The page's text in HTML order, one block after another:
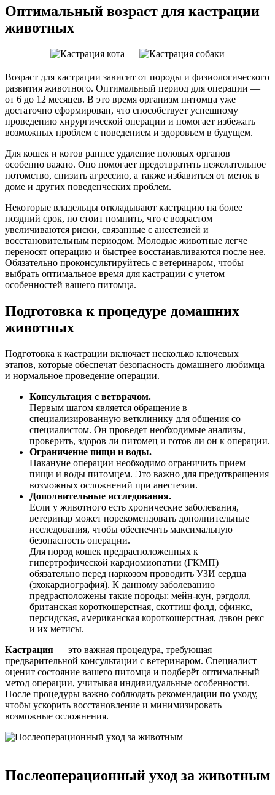
Оптимальный возраст для кастрации
животных
Возраст для кастрации зависит от породы и физиологического
развития животного. Оптимальный период для операции —
от 6 до 12 месяцев. В это время организм питомца уже
достаточно сформирован, что способствует успешному
проведению хирургической операции и помогает избежать
возможных проблем с поведением и здоровьем в будущем.
Для кошек и котов раннее удаление половых органов
особенно важно. Оно помогает предотвратить нежелательное
потомство, снизить агрессию, а также избавиться от меток в
доме и других поведенческих проблем.
Некоторые владельцы откладывают кастрацию на более
поздний срок, но стоит помнить, что с возрастом
увеличиваются риски, связанные с анестезией и
восстановительным периодом. Молодые животные легче
переносят операцию и быстрее восстанавливаются после нее.
Обязательно проконсультируйтесь с ветеринаром, чтобы
выбрать оптимальное время для кастрации с учетом
особенностей вашего питомца.
Подготовка к процедуре домашних
животных
Подготовка к кастрации включает несколько ключевых
этапов, которые обеспечат безопасность домашнего любимца
и нормальное проведение операции.
Консультация с ветврачом.
Первым шагом является обращение в
специализированную ветклинику для общения со
специалистом. Он проведет необходимые анализы,
проверить, здоров ли питомец и готов ли он к операции.
Ограничение пищи и воды.
Накануне операции необходимо ограничить прием
пищи и воды питомцем. Это важно для предотвращения
возможных осложнений при анестезии.
Дополнительные исследования.
Если у животного есть хронические заболевания,
ветеринар может порекомендовать дополнительные
исследования, чтобы обеспечить максимальную
безопасность операции.
Для пород кошек предрасположенных к
гипертрофической кардиомиопатии (ГКМП)
обязательно перед наркозом проводить УЗИ сердца
(эхокардиография). К данному заболеванию
предрасположены такие породы: мейн-кун, рэгдолл,
британская короткошерстная, скоттиш фолд, сфинкс,
персидская, американская короткошерстная, дэвон рекс
и их метисы.
Кастрация — это важная процедура, требующая
предварительной консультации с ветеринаром. Специалист
оценит состояние вашего питомца и подберёт оптимальный
метод операции, учитывая индивидуальные особенности.
После процедуры важно соблюдать рекомендации по уходу,
чтобы ускорить восстановление и минимизировать
возможные осложнения.
Послеоперационный уход за животным